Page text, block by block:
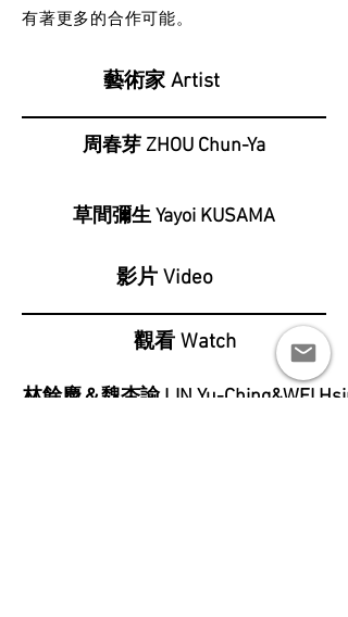
有著更多的合作可能。
藝術家 Artist
周春芽 ZHOU Chun-Ya
草間彌生 Yayoi KUSAMA
影片 Video
觀看 Watch
林餘慶＆魏杏諭 LIN Yu-Ching&WEI